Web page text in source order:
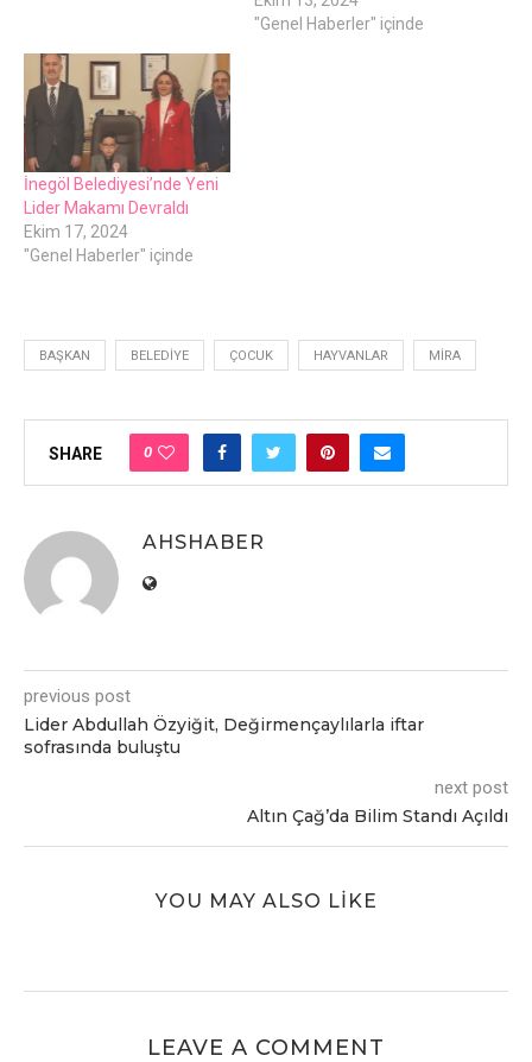
"Genel Haberler" içinde
İnegöl Belediyesi’nde Yeni
Lider Makamı Devraldı
Ekim 17, 2024
"Genel Haberler" içinde
BAŞKAN BELEDIYE ÇOCUK HAYVANLAR MIRA
SHARE 0
AHSHABER
previous post
Lider Abdullah Özyiğit, Değirmençaylılarla iftar
sofrasında buluştu
next post
Altın Çağ’da Bilim Standı Açıldı
YOU MAY ALSO LIKE
LEAVE A COMMENT